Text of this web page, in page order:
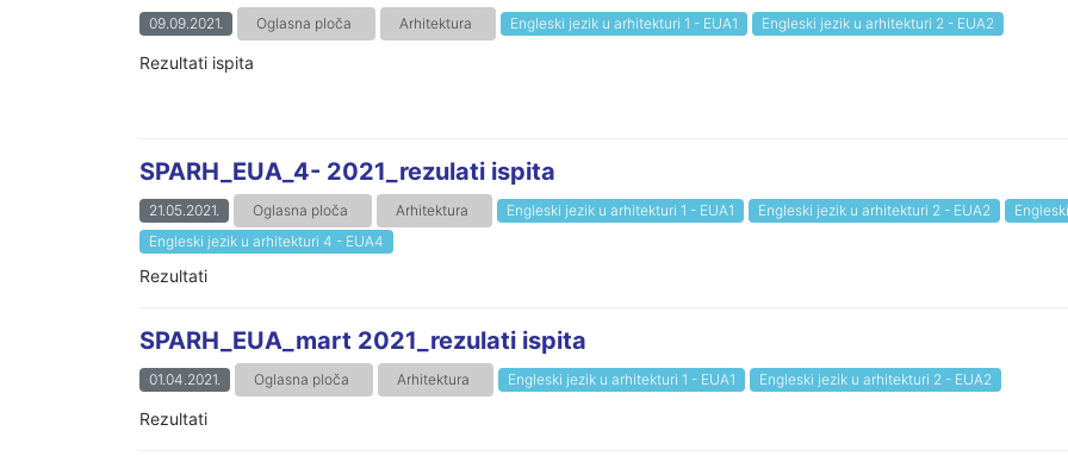
09.09.2021. Oglasna ploča Arhitektura Engleski jezik u arhitekturi 1 - EUA1 Engleski jezik u arhitekturi 2 - EUA2
Rezultati ispita
SPARH_EUA_4- 2021_rezulati ispita
21.05.2021. Oglasna ploča Arhitektura Engleski jezik u arhitekturi 1 - EUA1 Engleski jezik u arhitekturi 2 - EUA2
Engleski jezik u arhitekturi 4 - EUA4
Rezultati
SPARH_EUA_mart 2021_rezulati ispita
01.04.2021. Oglasna ploča Arhitektura Engleski jezik u arhitekturi 1 - EUA1 Engleski jezik u arhitekturi 2 - EUA2
Rezultati